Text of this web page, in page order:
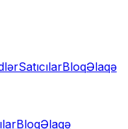
SatıcılarBloqƏlaqə
BloqƏlaqə